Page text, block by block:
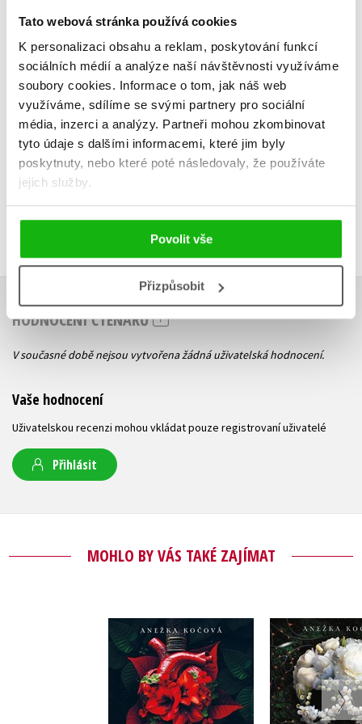
Tato webová stránka používá cookies
K personalizaci obsahu a reklam, poskytování funkcí
sociálních médií a analýze naší návštěvnosti využíváme
soubory cookies. Informace o tom, jak náš web
využíváme, sdílíme se svými partnery pro sociální
média, inzerci a analýzy. Partneři mohou zkombinovat
tyto údaje s dalšími informacemi, které jim byly
poskytnuty, nebo které poté následovaly, že používáte
jejich služby.
Povolit vše
Přizpůsobit
Do košíku
439 Kč
HODNOCENÍ ČTENÁŘŮ
V současné době nejsou vytvořena žádná uživatelská hodnocení.
Vaše hodnocení
Uživatelskou recenzi mohou vkládat pouze registrovaní uživatelé
Přihlásit
MOHLO BY VÁS TAKÉ ZAJÍMAT
Krvavý květ
Anežka Kočová
Trnitá
Anežka